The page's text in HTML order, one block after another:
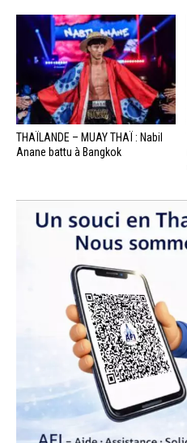
THAÏLANDE – MUAY THAÏ : Nabil
Anane battu à Bangkok